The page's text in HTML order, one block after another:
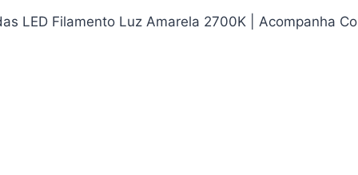
LED Filamento Luz Amarela 2700K | Acompanha